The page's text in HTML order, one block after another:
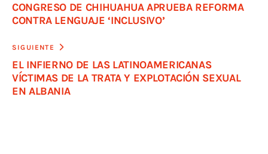
CONGRESO DE CHIHUAHUA APRUEBA REFORMA
CONTRA LENGUAJE ‘INCLUSIVO’
SIGUIENTE
EL INFIERNO DE LAS LATINOAMERICANAS
VÍCTIMAS DE LA TRATA Y EXPLOTACIÓN SEXUAL
EN ALBANIA